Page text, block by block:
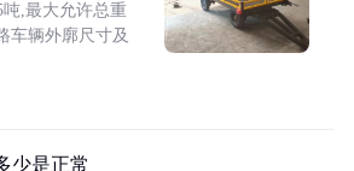
,最大允许总重
车辆外廓尺寸及
少是正常